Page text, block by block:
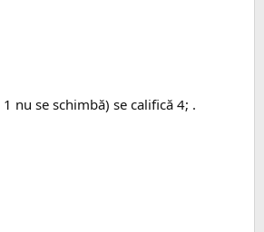
nu se schimbă) se califică 4; .